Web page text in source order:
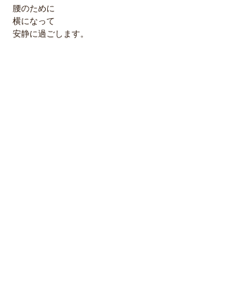
腰のために
横になって
安静に過ごします。